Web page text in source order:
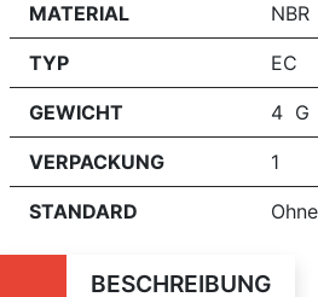
MATERIAL NBR
TYP EC
GEWICHT 4 G
VERPACKUNG 1
STANDARD
BESCHREIBUNG